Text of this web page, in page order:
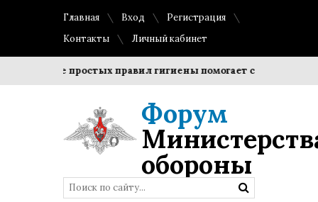
Главная Вход
Регистрация
Контакты
Личный кабинет
простых правил гигиены помогает сохранить
Форум
обороны